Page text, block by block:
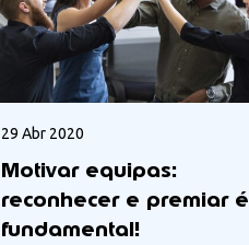
29 Abr 2020
Motivar equipas:
reconhecer e premiar é
fundamental!